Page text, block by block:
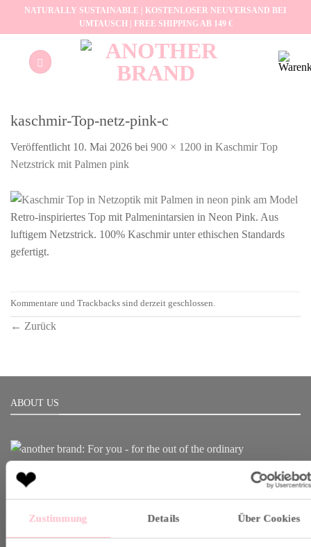
Zustimmung Details Über Cookies
NATURALLY SUSTAINABLE | KOSTENLOSER NEUVERSAND BEI
UMTAUSCH | FREE SHIPPING AB 149 €
kaschmir-Top-netz-pink-c
Veröffentlicht 10. Mai 2026 bei 900 × 1200 in Kaschmir Top
Netzstrick mit Palmen pink
Retro-inspiriertes Top mit Palmenintarsien in Neon Pink. Aus
luftigem Netzstrick. 100% Kaschmir unter ethischen Standards
gefertigt.
Kommentare und Trackbacks sind derzeit geschlossen.
← Zurück
ABOUT US
Born in Munich.
Naturally sustainable.